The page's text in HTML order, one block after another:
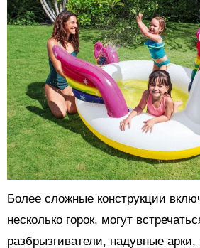
Более сложные конструкции
несколько горок, могут
разбрызгиватели, надувные